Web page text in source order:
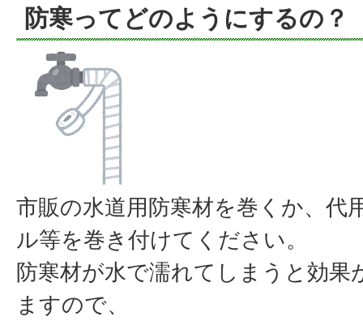
防寒ってどのようにするの？
市販の水道用防寒材を巻くか、代
ル等を巻き付けてください。
防寒材が水で濡れてしまうと効
ますので、